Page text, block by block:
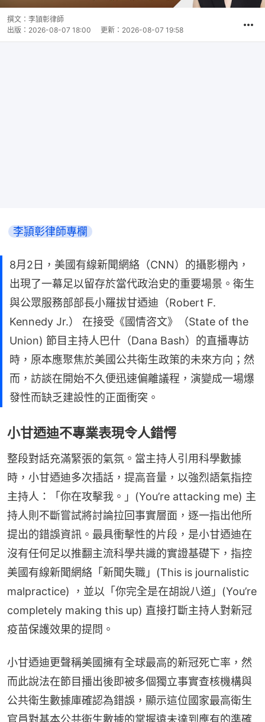
撰文： 李頴彰律師
出版： 2026-08-07 18:00 更新： 2026-08-07 19:58
李頴彰律師專欄
8月2日，美國有線新聞網絡（CNN）的攝影棚內，
出現了一幕足以留存於當代政治史的重要場景。衛生
與公眾服務部部長小羅拔甘迺迪（Robert F.
Kennedy Jr.） 在接受《國情咨文》（State of the
Union) 節目主持人巴什（Dana Bash）的直播專訪
時，原本應聚焦於美國公共衛生政策的未來方向；然
而，訪談在開始不久便迅速偏離議程，演變成一場爆
發性而缺乏建設性的正面衝突。
小甘迺迪不專業表現令人錯愕
整段對話充滿緊張的氣氛。當主持人引用科學數據
時，小甘迺迪多次插話，提高音量，以強烈語氣指控
主持人：「你在攻擊我。」(You’re attacking me) 主
持人則不斷嘗試將討論拉回事實層面，逐一指出他所
提出的錯誤資訊。最具衝擊性的片段，是小甘迺迪在
沒有任何足以推翻主流科學共識的實證基礎下，指控
美國有線新聞網絡「新聞失職」(This is journalistic
malpractice) ，並以「你完全是在胡說八道」(You’re
completely making this up) 直接打斷主持人對新冠
疫苗保護效果的提問。
小甘迺迪更聲稱美國擁有全球最高的新冠死亡率，然
而此說法在節目播出後即被多個獨立事實查核機構與
公共衛生數據庫確認為錯誤，顯示這位國家最高衛生
官員對基本公共衛生數據的掌握遠未達到應有的準確